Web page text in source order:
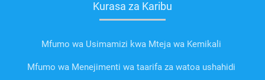
Kurasa za Karibu
Mfumo wa Usimamizi kwa Mteja wa Kemikali
Mfumo wa Menejimenti wa taarifa za watoa ushahidi